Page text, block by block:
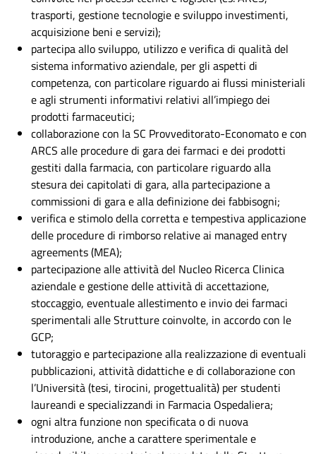
trasporti, gestione tecnologie e sviluppo investimenti,
acquisizione beni e servizi);
partecipa allo sviluppo, utilizzo e verifica di qualità del
sistema informativo aziendale, per gli aspetti di
competenza, con particolare riguardo ai flussi ministeriali
e agli strumenti informativi relativi all’impiego dei
prodotti farmaceutici;
collaborazione con la SC Provveditorato-Economato e con
ARCS alle procedure di gara dei farmaci e dei prodotti
gestiti dalla farmacia, con particolare riguardo alla
stesura dei capitolati di gara, alla partecipazione a
commissioni di gara e alla definizione dei fabbisogni;
verifica e stimolo della corretta e tempestiva applicazione
delle procedure di rimborso relative ai managed entry
agreements (MEA);
partecipazione alle attività del Nucleo Ricerca Clinica
aziendale e gestione delle attività di accettazione,
stoccaggio, eventuale allestimento e invio dei farmaci
sperimentali alle Strutture coinvolte, in accordo con le
GCP;
tutoraggio e partecipazione alla realizzazione di eventuali
pubblicazioni, attività didattiche e di collaborazione con
l’Università (tesi, tirocini, progettualità) per studenti
laureandi e specializzandi in Farmacia Ospedaliera;
ogni altra funzione non specificata o di nuova
introduzione, anche a carattere sperimentale e